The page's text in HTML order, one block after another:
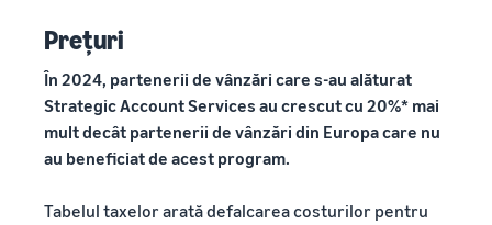
Prețuri
În 2024, partenerii de vânzări care s-au alăturat
Strategic Account Services au crescut cu 20%* mai
mult decât partenerii de vânzări din Europa care nu
au beneficiat de acest program.
Tabelul taxelor arată defalcarea costurilor pentru